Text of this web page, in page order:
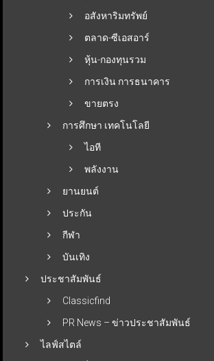
อสังหาริมทรัพย์
ตลาด-ซีเอสอาร์
หุ้น-กองทุนรวม
การเงิน การธนาคาร
ขายตรง
การศึกษา เทคโนโลยี
ไอที
พลังงาน
ยานยนต์
ประกัน
กีฬา
บันเทิง
ประชาสัมพันธ์
Classicfind
PR News – ข่าวประชาสัมพันธ์
ไลฟ์สไตล์